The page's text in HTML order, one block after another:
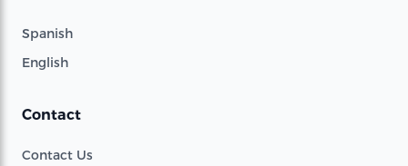
Spanish
English
Contact
Contact Us